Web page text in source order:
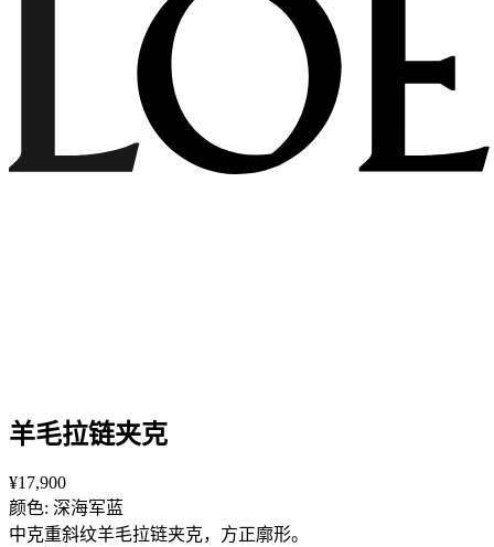
羊毛拉链夹克
¥17,900
颜色: 深海军蓝
中克重斜纹羊毛拉链夹克，方正廓形。